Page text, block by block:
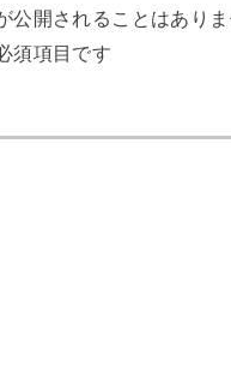
公開されることはありま
須項目です